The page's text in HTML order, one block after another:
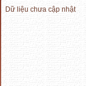
Dữ liệu chưa cập nhật